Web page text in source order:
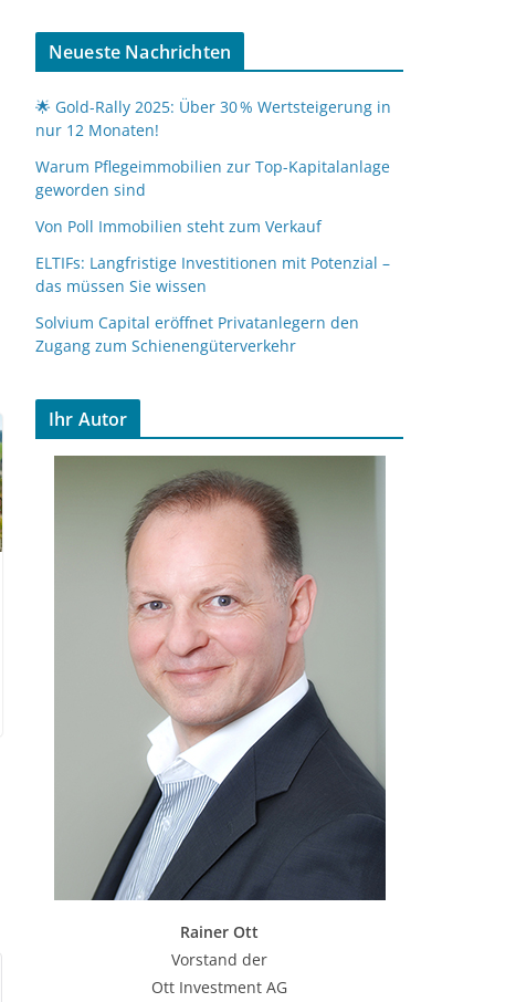
Neueste Nachrichten
🌟 Gold-Rally 2025: Über 30 % Wertsteigerung in
nur 12 Monaten!
Warum Pflegeimmobilien zur Top-Kapitalanlage
geworden sind
Von Poll Immobilien steht zum Verkauf
ELTIFs: Langfristige Investitionen mit Potenzial –
das müssen Sie wissen
Solvium Capital eröffnet Privatanlegern den
Zugang zum Schienengüterverkehr
Ihr Autor
Rainer Ott
Vorstand der
Ott Investment AG